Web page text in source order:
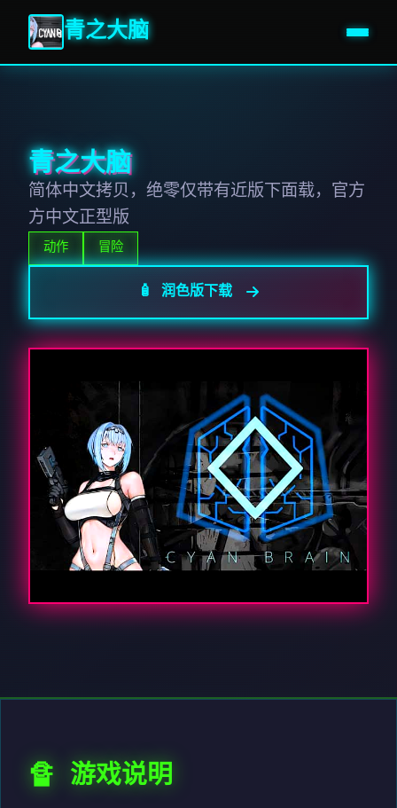
青之大脑
青之大脑
简体中文拷贝，绝零仅带有近版下面载，官方
方中文正型版
动作 冒险
🧴 润色版下载
🔏 游戏说明